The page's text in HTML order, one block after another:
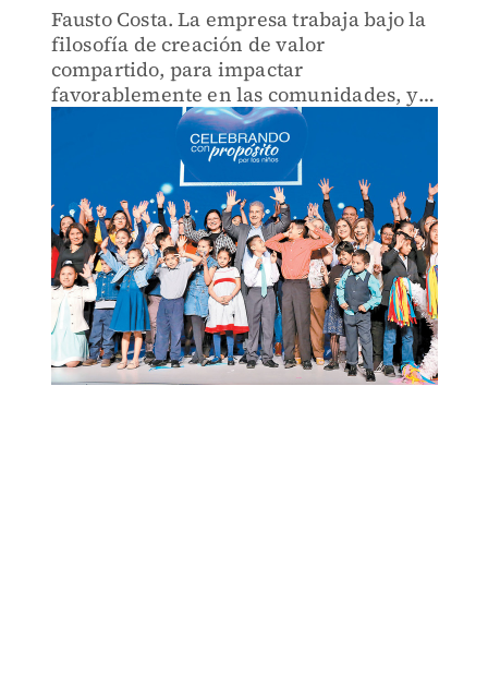
Fausto Costa. La empresa trabaja bajo la
filosofía de creación de valor
compartido, para impactar
favorablemente en las comunidades, y
por eso la reconocen con sus programas
de apoyo a las familias.